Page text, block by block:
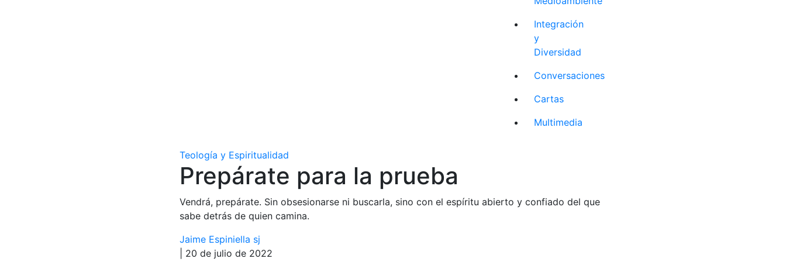
Integración
y
Diversidad
Conversaciones
Cartas
Multimedia
Teología y Espiritualidad
Prepárate para la prueba
Vendrá, prepárate. Sin obsesionarse ni buscarla, sino con el espíritu abierto y confiado del que
sabe detrás de quien camina.
Jaime Espiniella sj
| 20 de julio de 2022